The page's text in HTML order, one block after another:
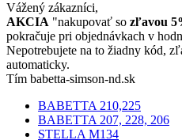
Vážený zákazníci,
AKCIA "nakupovať so zľavou
pokračuje pri objednávkach v
Nepotrebujete na to žiadny kód,
automaticky.
Tím babetta-simson-nd.sk
BABETTA 210,225
BABETTA 207, 228, 206
STELLA M134